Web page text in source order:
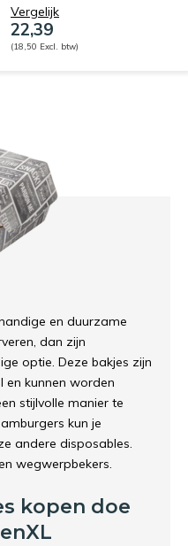
Vergelijk
22,39
(18,50 Excl. btw)
en duurzame
dan zijn
optie. Deze bakjes zijn
kunnen worden
stijlvolle manier te
kun je
andere disposables.
wegwerpbekers.
kopen doe